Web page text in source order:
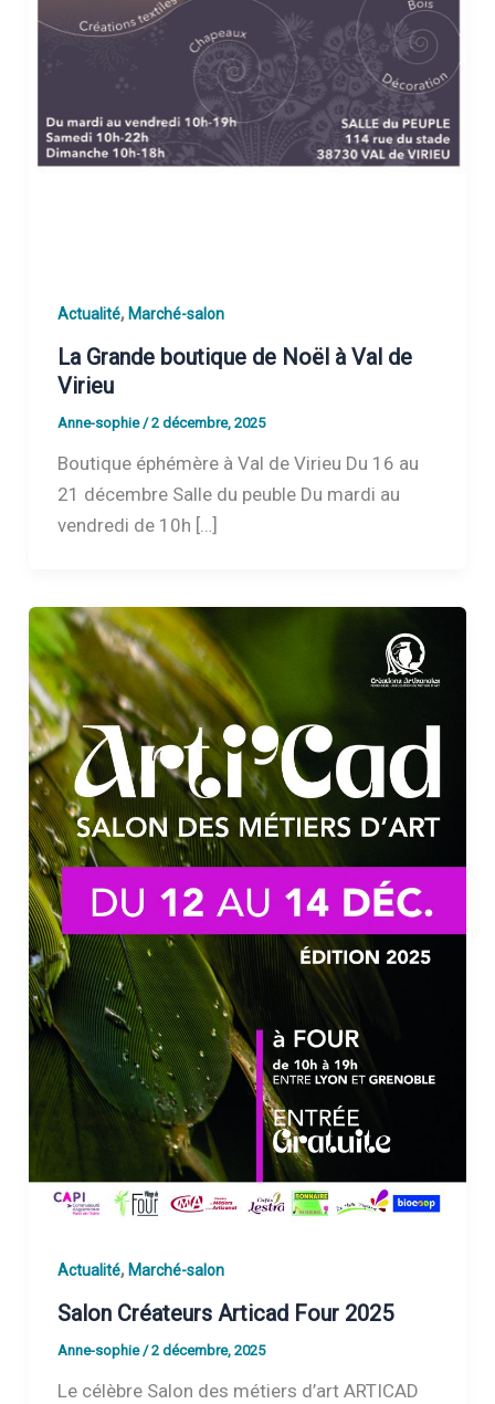
Actualité, Marché-salon
La Grande boutique de Noël à Val de
Virieu
Anne-sophie/2 décembre, 2025
Boutique éphémère à Val de Virieu Du 16 au
21 décembre Salle du peuble Du mardi au
vendredi de 10h […]
Actualité, Marché-salon
Salon Créateurs Articad Four 2025
Anne-sophie/2 décembre, 2025
Le célèbre Salon des métiers d’art ARTICAD